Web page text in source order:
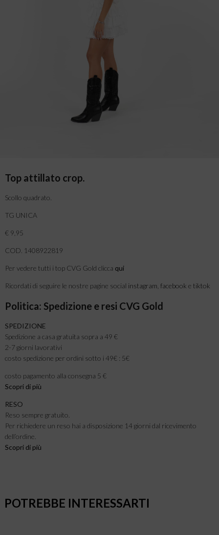
Top attillato crop.
Scollo quadrato.
TG UNICA
€ 9,95
COD. 1408922819
Per vedere tutti i top CVG Gold clicca qui
Ricordati di seguire le nostre pagine social instagram facebook e tiktok
Politica: Spedizione e resi CVG Gold
SPEDIZIONE
Spedizione a casa gratuita sopra a 49 €
2-7 giorni lavorativi
costo spedizione per ordini sotto i 49€ : 5€
costo pagamento alla consegna 5 €
Scopri di più
RESO
Reso sempre gratuito.
Per richiedere un reso hai a disposizione 14 giorni dal ricevimento
dell’ordine.
Scopri di più
POTREBBE INTERESSARTI